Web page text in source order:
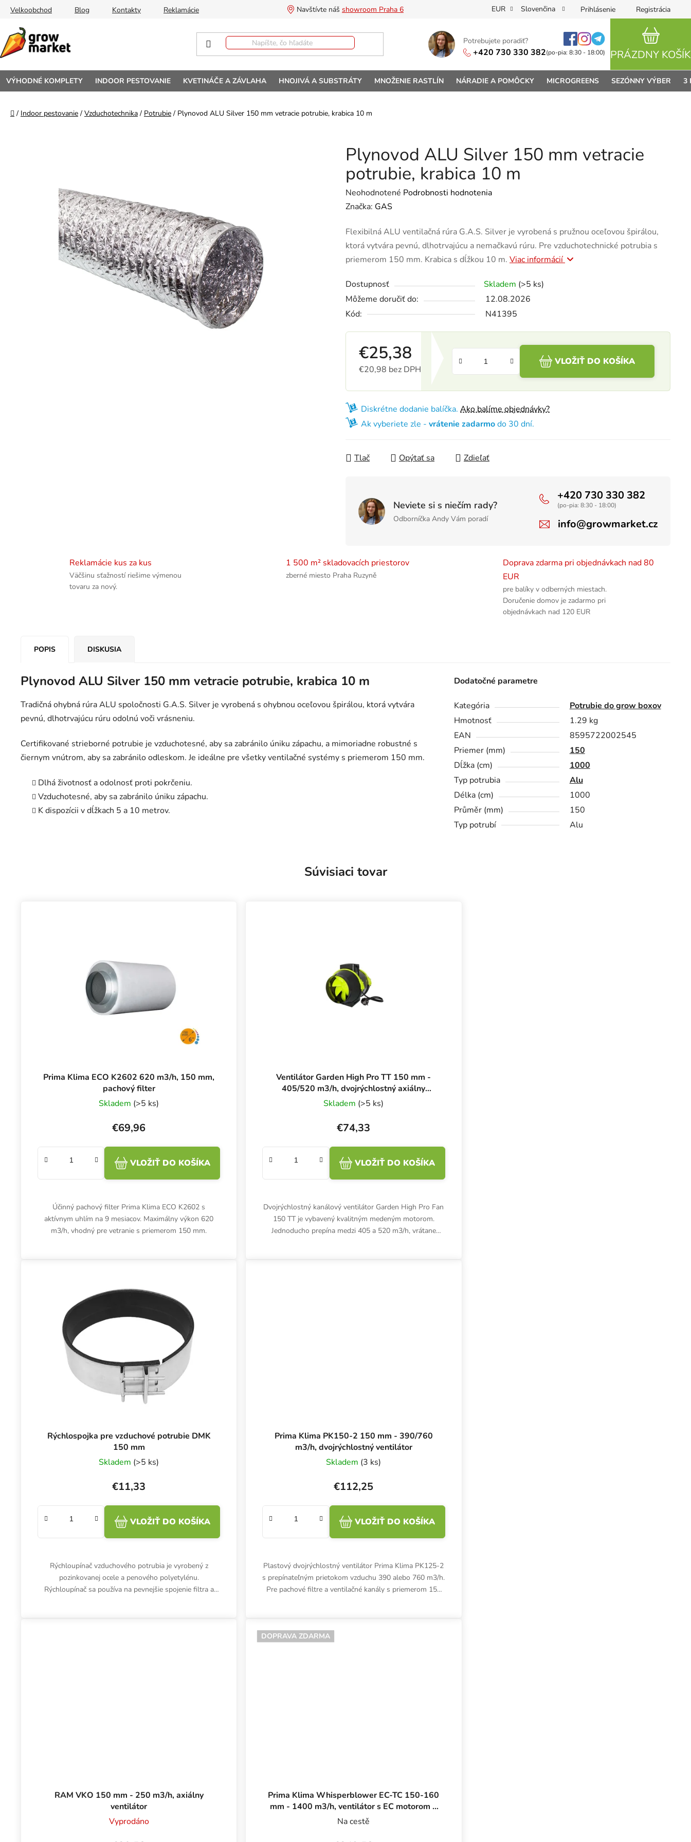
Prejsť na obsah
Velkoobchod Blog Kontakty Reklamácie Navštívte náš showroom Praha 6 EUR Slovenčina Prihlásenie Registrácia
Potrebujete poradiť?
+420 730 330 382(po-pia: 8:30 - 18:00) PRÁZDNY KOŠÍK
VÝHODNÉ KOMPLETY INDOOR PESTOVANIE KVETINÁČE A ZÁVLAHA HNOJIVÁ A SUBSTRÁTY MNOŽENIE RASTLÍN NÁRADIE A POMÔCKY MICROGREENS SEZÓNNY VÝBER 3
Domov
/ Indoor pestovanie / Vzduchotechnika / Potrubie / Plynovod ALU Silver 150 mm vetracie potrubie, krabica 10 m
Plynovod ALU Silver 150 mm vetracie
potrubie, krabica 10 m
Priemerné hodnotenie produktu je 0,0 z 5 hviezdičiek.
Neohodnotené Podrobnosti hodnotenia
Značka: GAS
Flexibilná ALU ventilačná rúra G.A.S. Silver je vyrobená s pružnou oceľovou špirálou,
ktorá vytvára pevnú, dlhotrvajúcu a nemačkavú rúru. Pre vzduchotechnické potrubia s
priemerom 150 mm. Krabica s dĺžkou 10 m. Viac informácií
Dostupnosť Skladem (>5 ks)
Môžeme doručiť do:
12.08.2026
Kód:
N41395
€25,38
€20,98 bez DPH
VLOŽIŤ DO KOŠÍKA
Diskrétne dodanie balíčka. Ako balíme objednávky?
Ak vyberiete zle - vrátenie zadarmodo 30 dní.
Tlač Opýtať sa Zdieľať
Neviete si s niečím rady?
Odborníčka Andy Vám poradí
+420 730 330 382
(po-pia: 8:30 - 18:00)
info@growmarket.cz
Reklamácie kus za kus
Väčšinu sťažností riešime výmenou
tovaru za nový.
1 500 m² skladovacích priestorov
zberné miesto Praha Ruzyně
Doprava zdarma pri objednávkach nad 80
EUR
pre balíky v odberných miestach.
Doručenie domov je zadarmo pri
objednávkach nad 120 EUR
POPIS DISKUSIA
Plynovod ALU Silver 150 mm vetracie potrubie, krabica 10 m
Tradičná ohybná rúra ALU spoločnosti G.A.S. Silver je vyrobená s ohybnou oceľovou špirálou, ktorá vytvára
pevnú, dlhotrvajúcu rúru odolnú voči vrásneniu.
Certifikované strieborné potrubie je vzduchotesné, aby sa zabránilo úniku zápachu, a mimoriadne robustné s
čiernym vnútrom, aby sa zabránilo odleskom. Je ideálne pre všetky ventilačné systémy s priemerom 150 mm.
Dlhá životnosť a odolnosť proti pokrčeniu.
Vzduchotesné, aby sa zabránilo úniku zápachu.
K dispozícii v dĺžkach 5 a 10 metrov.
Dodatočné parametre
Kategória
Potrubie do grow boxov
Hmotnosť
1.29 kg
EAN
8595722002545
Priemer (mm)
150
Dĺžka (cm)
1000
Typ potrubia
Alu
Délka (cm)
1000
Průměr (mm)
150
Typ potrubí
Alu
Súvisiaci tovar
Prima Klima ECO K2602 620 m3/h, 150 mm,
pachový filter
Skladem (>5 ks)
€69,96
VLOŽIŤ DO KOŠÍKA
Účinný pachový filter Prima Klima ECO K2602 s
aktívnym uhlím na 9 mesiacov. Maximálny výkon 620
m3/h, vhodný pre vetranie s priemerom 150 mm.
Ventilátor Garden High Pro TT 150 mm -
405/520 m3/h, dvojrýchlostný axiálny
ventilátor
Skladem (>5 ks)
€74,33
VLOŽIŤ DO KOŠÍKA
Dvojrýchlostný kanálový ventilátor Garden High Pro Fan
150 TT je vybavený kvalitným medeným motorom.
Jednoducho prepína medzi 405 a 520 m3/h, vrátane
Rýchlospojka pre vzduchové potrubie DMK
150 mm
Skladem (>5 ks)
€11,33
VLOŽIŤ DO KOŠÍKA
Rýchloupínač vzduchového potrubia je vyrobený z
pozinkovanej ocele a penového polyetylénu.
Rýchloupínač sa používa na pevnejšie spojenie filtra a
Prima Klima PK150-2 150 mm - 390/760
m3/h, dvojrýchlostný ventilátor
Skladem (3 ks)
€112,25
VLOŽIŤ DO KOŠÍKA
Plastový dvojrýchlostný ventilátor Prima Klima PK125-2
s prepínateľným prietokom vzduchu 390 alebo 760 m3/h.
Pre pachové filtre a ventilačné kanály s priemerom 150
RAM VKO 150 mm - 250 m3/h, axiálny
ventilátor
Vyprodáno
DOPRAVA ZDARMA
Prima Klima Whisperblower EC-TC 150-160
mm - 1400 m3/h, ventilátor s EC motorom a
reguláciou teploty
Na cestě